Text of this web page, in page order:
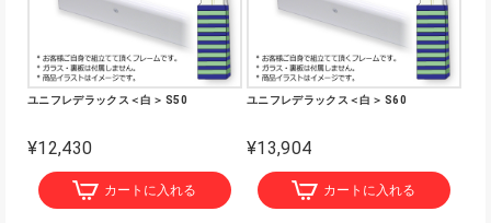
ユニフレデラックス＜白＞ S50
¥12,430
カートに入れる
ユニフレデラックス＜白＞ S60
¥13,904
カートに入れる